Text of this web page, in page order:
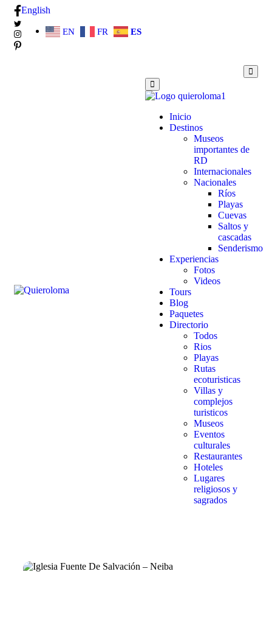
English
EN FR ES
Inicio
Destinos
Museos
importantes de
RD
Internacionales
Nacionales
Ríos
Playas
Cuevas
Saltos y
cascadas
Senderismo
Experiencias
Fotos
Videos
Tours
Blog
Paquetes
Directorio
Todos
Rios
Playas
Rutas
ecoturisticas
Villas y
complejos
turisticos
Museos
Eventos
culturales
Restaurantes
Hoteles
Lugares
religiosos y
sagrados